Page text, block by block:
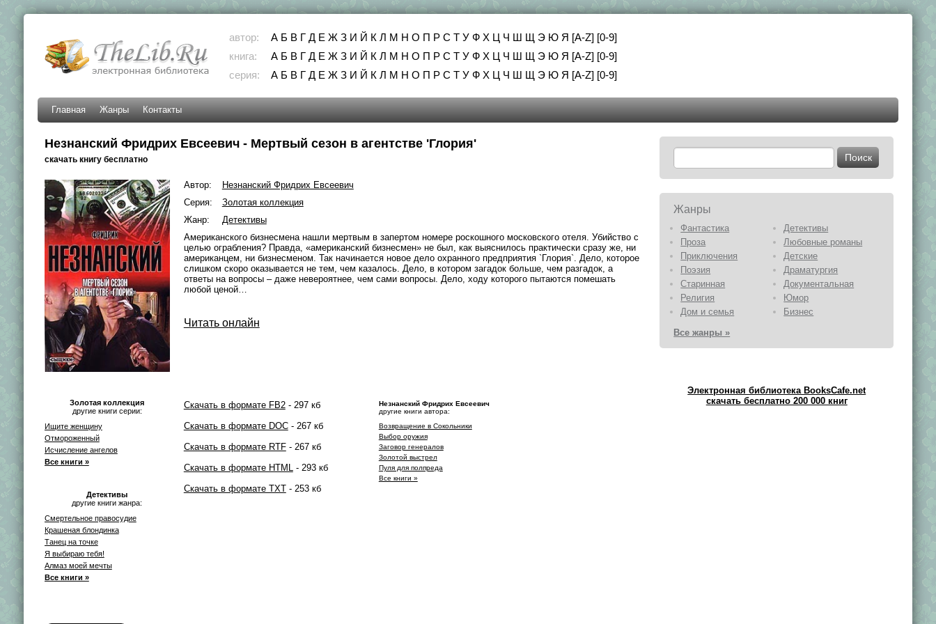
автор: А Б В Г Д Е Ж З И Й К Л М Н О П Р С Т У Ф Х Ц Ч Ш Щ Э Ю Я [A-Z] [0-9]
книга:
А Б В Г Д Е Ж З И Й К Л М Н О П Р С Т У Ф Х Ц Ч Ш Щ Э Ю Я [A-Z] [0-9]
серия:
А Б В Г Д Е Ж З И Й К Л М Н О П Р С Т У Ф Х Ц Ч Ш Щ Э Ю Я [A-Z] [0-9]
Главная Жанры Контакты
Незнанский Фридрих Евсеевич - Мертвый сезон в агентстве 'Глория'
скачать книгу бесплатно
Золотая коллекция
другие книги серии:
Ищите женщину
Отмороженный
Исчисление ангелов
Все книги »
Детективы
другие книги жанра:
Смертельное правосудие
Крашеная блондинка
Танец на точке
Я выбираю тебя!
Алмаз моей мечты
Все книги »
Автор:
Незнанский Фридрих Евсеевич
Серия:
Золотая коллекция
Жанр:
Детективы
Американского бизнесмена нашли мертвым в запертом номере роскошного московского отеля. Убийство с
целью ограбления? Правда, «американский бизнесмен» не был, как выяснилось практически сразу же, ни
американцем, ни бизнесменом. Так начинается новое дело охранного предприятия `Глория`. Дело, которое
слишком скоро оказывается не тем, чем казалось. Дело, в котором загадок больше, чем разгадок, а
ответы на вопросы – даже невероятнее, чем сами вопросы. Дело, ходу которого пытаются помешать
любой ценой…
Читать онлайн
Скачать в формате FB2- 297 кб
Скачать в формате DOC- 267 кб
Скачать в формате RTF- 267 кб
Скачать в формате HTML- 293 кб
Скачать в формате TXT- 253 кб
Незнанский Фридрих Евсеевич
другие книги автора:
Возвращение в Сокольники
Выбор оружия
Заговор генералов
Золотой выстрел
Пуля для полпреда
Все книги »
Жанры
Фантастика
Детективы
Проза
Любовные романы
Приключения
Детские
Поэзия
Драматургия
Старинная
Документальная
Религия
Юмор
Дом и семья
Бизнес
Все жанры »
Электронная библиотека BooksCafe.net
скачать бесплатно 200 000 книг